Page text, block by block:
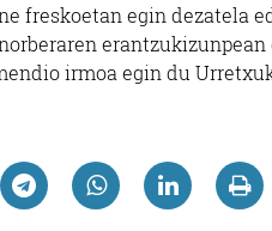
freskoetan egin dezatela
erantzukizunpean
irmoa egin du